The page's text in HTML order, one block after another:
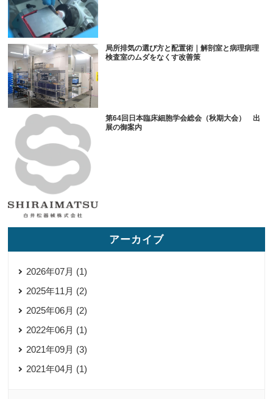
局所排気の選び方と配置術｜解剖室と病理病理
検査室のムダをなくす改善策
第64回日本臨床細胞学会総会（秋期大会） 出
展の御案内
アーカイブ
2026年07月 (1)
2025年11月 (2)
2025年06月 (2)
2022年06月 (1)
2021年09月 (3)
2021年04月 (1)